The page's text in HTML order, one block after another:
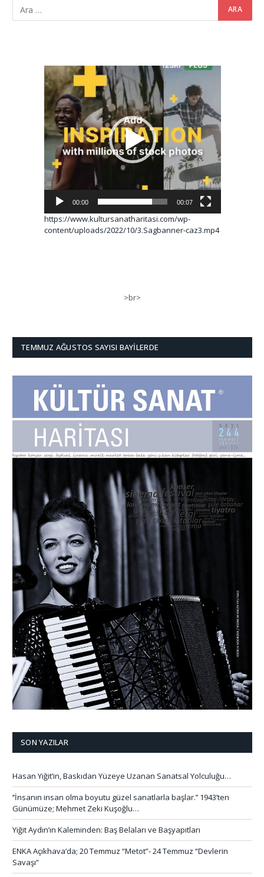
Video
oynatıcı
00:00 00:07
https://www.kultursanatharitasi.com/wp-
content/uploads/2022/10/3.Sagbanner-caz3.mp4
>br>
TEMMUZ AĞUSTOS SAYISI BAYILERDE
SON YAZILAR
Hasan Yiğit’in, Baskıdan Yüzeye Uzanan Sanatsal Yolculuğu…
‘’İnsanın insan olma boyutu güzel sanatlarla başlar.’’ 1943’ten
Günümüze; Mehmet Zeki Kuşoğlu…
Yiğit Aydın’ın Kaleminden: Baş Belaları ve Başyapıtları
ENKA Açıkhava’da; 20 Temmuz “Metot”- 24 Temmuz “Devlerin
Savaşı”